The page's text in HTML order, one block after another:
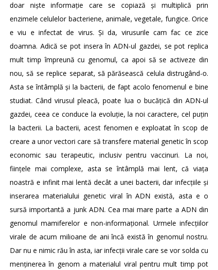
doar niște informație care se copiază și multiplică prin
enzimele celulelor bacteriene, animale, vegetale, fungice. Orice
e viu e infectat de virus. Și da, virusurile cam fac ce zice
doamna. Adică se pot insera în ADN-ul gazdei, se pot replica
mult timp împreună cu genomul, ca apoi să se activeze din
nou, să se replice separat, să părăsească celula distrugând-o.
Asta se întâmplă și la bacterii, de fapt acolo fenomenul e bine
studiat. Când virusul pleacă, poate lua o bucățică din ADN-ul
gazdei, ceea ce conduce la evoluție, la noi caractere, cel puțin
la bacterii. La bacterii, acest fenomen e exploatat în scop de
creare a unor vectori care să transfere material genetic în scop
economic sau terapeutic, inclusiv pentru vaccinuri. La noi,
ființele mai complexe, asta se întâmplă mai lent, că viața
noastră e infinit mai lentă decât a unei bacterii, dar infecțiile și
inserarea materialului genetic viral în ADN există, asta e o
sursă importantă a junk ADN. Cea mai mare parte a ADN din
genomul mamiferelor e non-informațional. Urmele infecțiilor
virale de acum milioane de ani încă există în genomul nostru.
Dar nu e nimic rău în asta, iar infecții virale care se vor solda cu
menținerea în genom a materialul viral pentru mult timp pot